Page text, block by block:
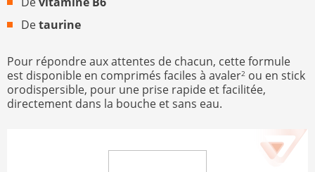
Detaurine
Pour répondre aux attentes de chacun, cette formule
est disponible en comprimés faciles à avaler2 ou en stick
orodispersible, pour une prise rapide et facilitée,
directement dans la bouche et sans eau.